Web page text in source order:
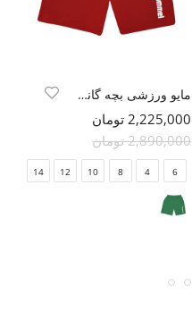
مایو ورزشی بچه گانه هومل
2,225,000 تومان
2,890,000 تومان
6
4
8
10
12
14